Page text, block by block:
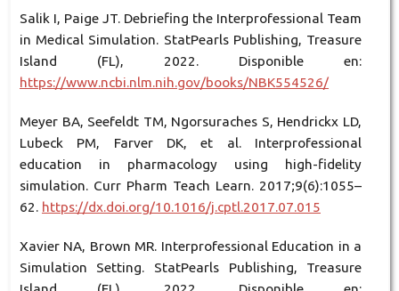
Salik I, Paige JT. Debriefing the Interprofessional Team
in Medical Simulation. StatPearls Publishing, Treasure
Island (FL), 2022. Disponible en:
https://www.ncbi.nlm.nih.gov/books/NBK554526/
Meyer BA, Seefeldt TM, Ngorsuraches S, Hendrickx LD,
Lubeck PM, Farver DK, et al. Interprofessional
education in pharmacology using high-fidelity
simulation. Curr Pharm Teach Learn. 2017;9(6):1055–
62. https://dx.doi.org/10.1016/j.cptl.2017.07.015
Xavier NA, Brown MR. Interprofessional Education in a
Simulation Setting. StatPearls Publishing, Treasure